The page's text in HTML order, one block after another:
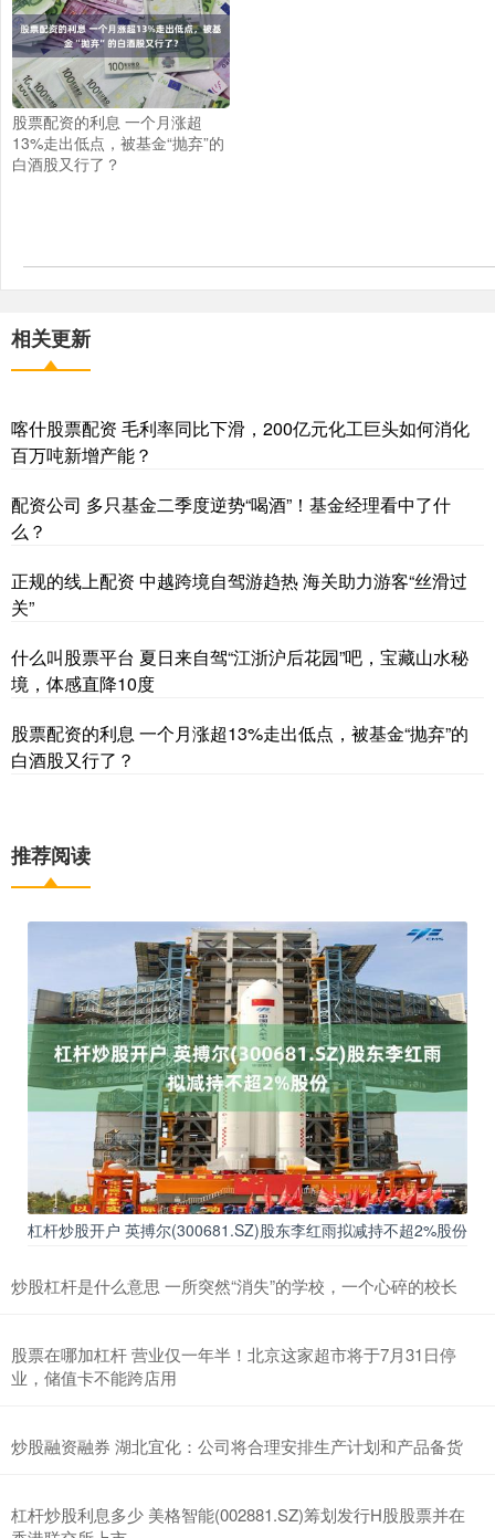
股票配资的利息 一个月涨超
13%走出低点，被基金“抛弃”的
白酒股又行了？
相关更新
喀什股票配资 毛利率同比下滑，200亿元化工巨头如何消化
百万吨新增产能？
配资公司 多只基金二季度逆势“喝酒”！基金经理看中了什
么？
正规的线上配资 中越跨境自驾游趋热 海关助力游客“丝滑过
关”
什么叫股票平台 夏日来自驾“江浙沪后花园”吧，宝藏山水秘
境，体感直降10度
股票配资的利息 一个月涨超13%走出低点，被基金“抛弃”的
白酒股又行了？
推荐阅读
杠杆炒股开户 英搏尔(300681.SZ)股东李红雨拟减持不超2%股份
炒股杠杆是什么意思 一所突然“消失”的学校，一个心碎的校长
股票在哪加杠杆 营业仅一年半！北京这家超市将于7月31日停
业，储值卡不能跨店用
炒股融资融券 湖北宜化：公司将合理安排生产计划和产品备货
杠杆炒股利息多少 美格智能(002881.SZ)筹划发行H股股票并在